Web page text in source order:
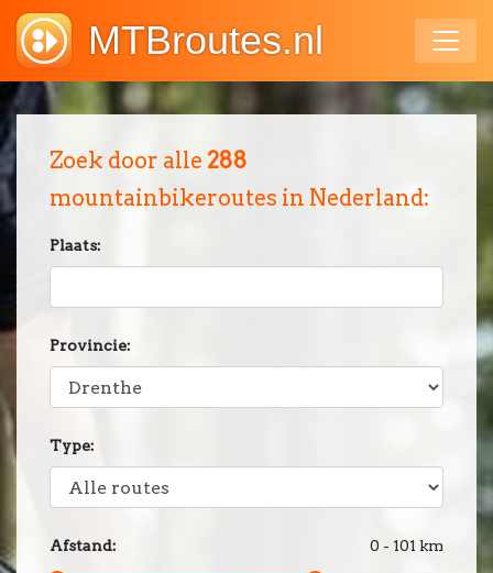
MTBroutes.nl
Zoek door alle 288
mountainbikeroutes in Nederland:
Plaats:
Provincie:
Type:
Afstand: 0 - 101 km